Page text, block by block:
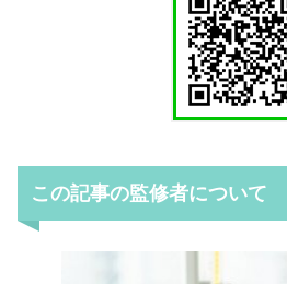
この記事の監修者について